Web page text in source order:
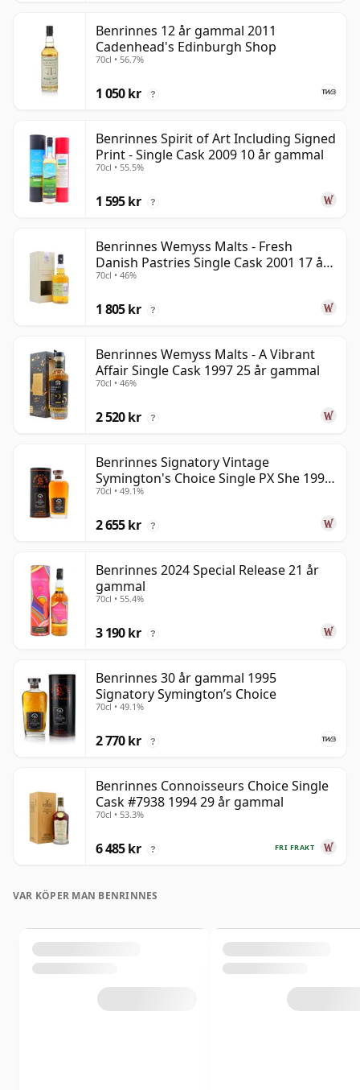
Benrinnes 12 år gammal 2011
Cadenhead's Edinburgh Shop
70cl • 56.7%
1 050 kr ?
Benrinnes Spirit of Art Including Signed
Print - Single Cask 2009 10 år gammal
70cl • 55.5%
1 595 kr ?
Benrinnes Wemyss Malts - Fresh
Danish Pastries Single Cask 2001 17 år
gammal
70cl • 46%
1 805 kr ?
Benrinnes Wemyss Malts - A Vibrant
Affair Single Cask 1997 25 år gammal
70cl • 46%
2 520 kr ?
Benrinnes Signatory Vintage
Symington's Choice Single PX She 1995
30 år gammal
70cl • 49.1%
2 655 kr ?
Benrinnes 2024 Special Release 21 år
gammal
70cl • 55.4%
3 190 kr ?
Benrinnes 30 år gammal 1995
Signatory Symington’s Choice
70cl • 49.1%
2 770 kr ?
Benrinnes Connoisseurs Choice Single
Cask #7938 1994 29 år gammal
70cl • 53.3%
FRI FRAKT
6 485 kr ?
VAR KÖPER MAN BENRINNES